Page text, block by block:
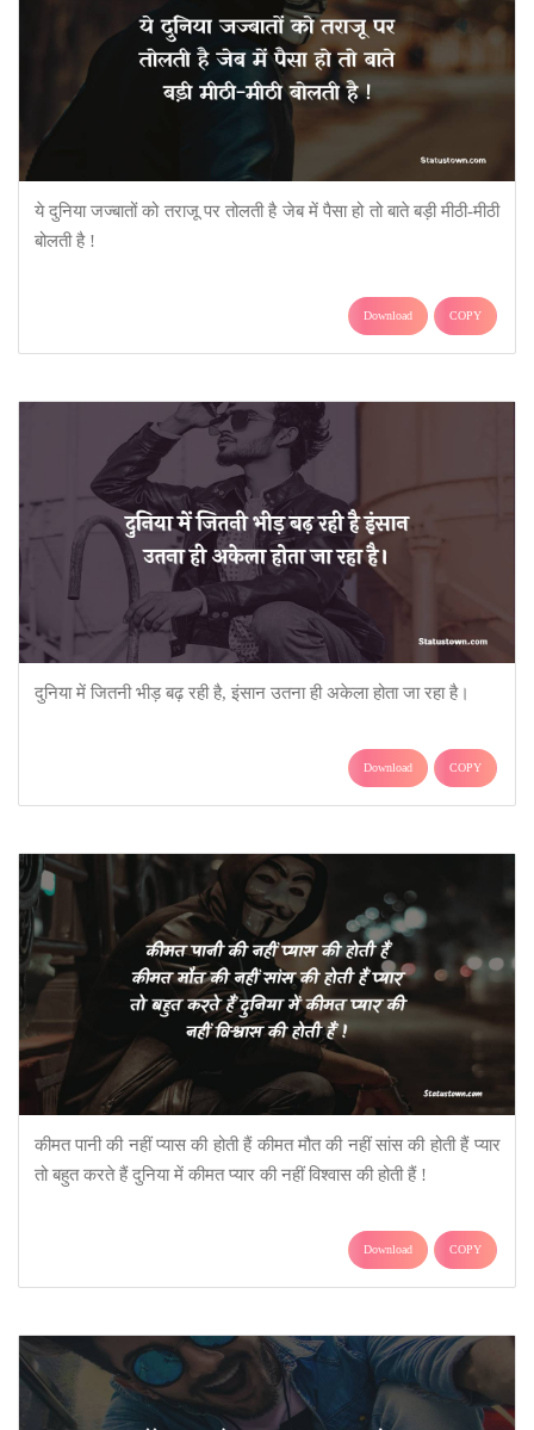
ये दुनिया जज्बातों को तराजू पर तोलती है जेब में पैसा हो तो बाते बड़ी मीठी-मीठी
बोलती है !
Download COPY
दुनिया में जितनी भीड़ बढ़ रही है, इंसान उतना ही अकेला होता जा रहा है।
Download COPY
कीमत पानी की नहीं प्यास की होती हैं कीमत मौत की नहीं सांस की होती हैं प्यार
तो बहुत करते हैं दुनिया में कीमत प्यार की नहीं विश्वास की होती हैं !
Download COPY